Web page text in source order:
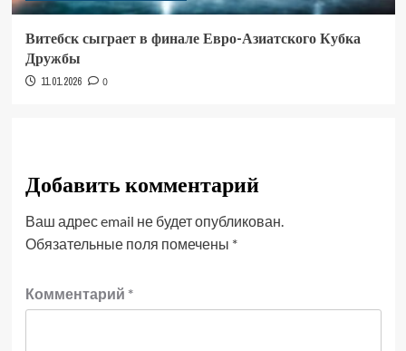
Витебск сыграет в финале Евро-Азиатского Кубка
Дружбы
11.01.2026 0
Добавить комментарий
Ваш адрес email не будет опубликован.
Обязательные поля помечены *
Комментарий *